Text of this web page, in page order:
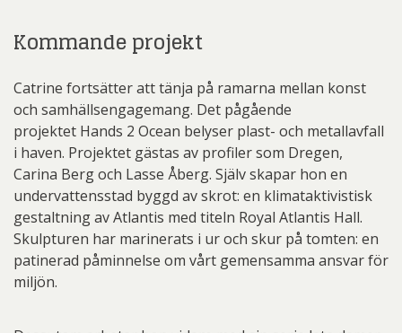
Kommande projekt
Catrine fortsätter att tänja på ramarna mellan konst
och samhällsengagemang. Det pågående
projektet Hands 2 Ocean belyser plast- och metallavfall
i haven. Projektet gästas av profiler som Dregen,
Carina Berg och Lasse Åberg. Själv skapar hon en
undervattensstad byggd av skrot: en klimataktivistisk
gestaltning av Atlantis med titeln Royal Atlantis Hall.
Skulpturen har marinerats i ur och skur på tomten: en
patinerad påminnelse om vårt gemensamma ansvar för
miljön.